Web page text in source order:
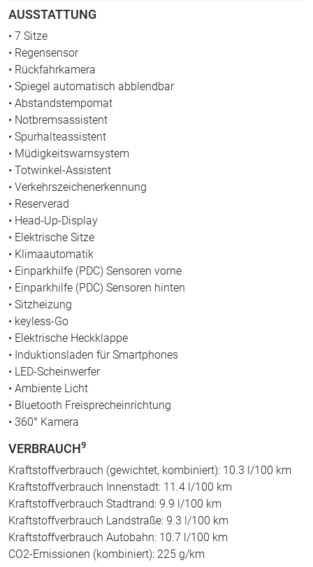
AUSSTATTUNG
• 7 Sitze
• Regensensor
• Rückfahrkamera
• Spiegel automatisch abblendbar
• Abstandstempomat
• Notbremsassistent
• Spurhalteassistent
• Müdigkeitswarnsystem
• Totwinkel-Assistent
• Verkehrszeichenerkennung
• Reserverad
• Head-Up-Display
• Elektrische Sitze
• Klimaautomatik
• Einparkhilfe (PDC) Sensoren vorne
• Einparkhilfe (PDC) Sensoren hinten
• Sitzheizung
• keyless-Go
• Elektrische Heckklappe
• Induktionsladen für Smartphones
• LED-Scheinwerfer
• Ambiente Licht
• Bluetooth Freisprecheinrichtung
• 360° Kamera
VERBRAUCH9
Kraftstoffverbrauch (gewichtet, kombiniert): 10.3 l/100 km
Kraftstoffverbrauch Innenstadt: 11.4 l/100 km
Kraftstoffverbrauch Stadtrand: 9.9 l/100 km
Kraftstoffverbrauch Landstraße: 9.3 l/100 km
Kraftstoffverbrauch Autobahn: 10.7 l/100 km
CO2-Emissionen (kombiniert): 225 g/km